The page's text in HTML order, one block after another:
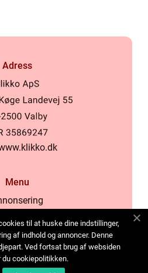
Adress
Menu
Cookies
oss
Sitemap
til at huske dine indstillinger,
af indhold og annoncer. Denne
Ved fortsat brug af websiden
du cookiepolitikken.